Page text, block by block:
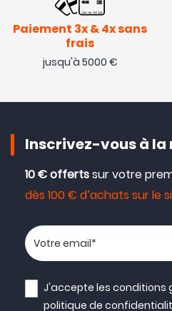
Paiement 3x & 4x sans
frais
jusqu'à 5000 €
Inscrivez-vous à la
10 € offertssur votre
dès 100 € d’achats sur le
Votre adresse email
J'accepte lesconditions
politique de